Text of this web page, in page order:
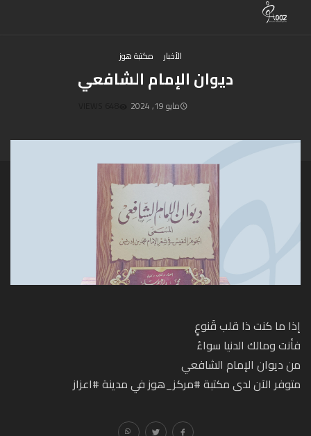
الأخبار مكتبة هوز
ديوان الإمام الشافعي
مايو 19, 2024
إذا ما كنت ذا قلب قَنوعٍ
فأنت ومالك الدنيا سواءُ
من ديوان الإمام الشافعي
متوفر الآن لدى مكتبة#مركز_هوزفي مدينة#اعزاز